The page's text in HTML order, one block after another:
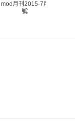
mod月刊2015-7月
號